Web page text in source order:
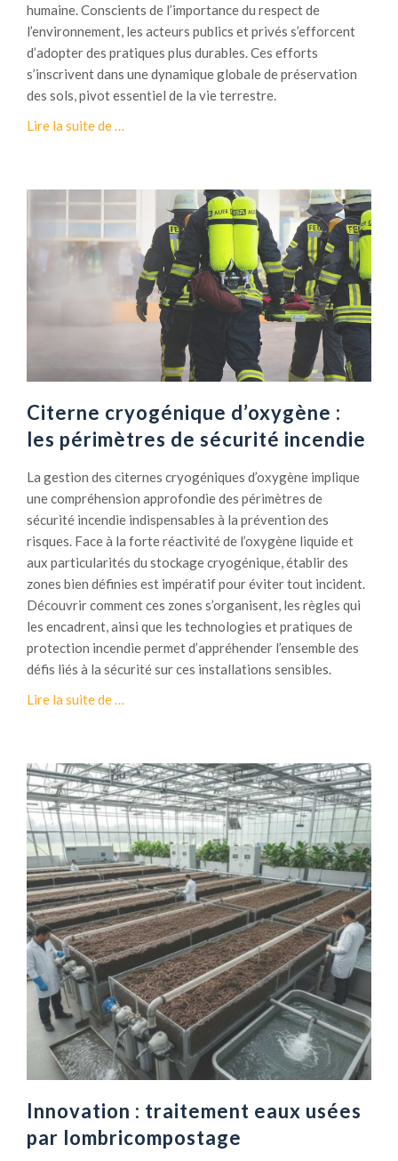
:
f
i
l
t
o
n
a
e
humaine. Conscients de l’importance du respect de
l’environnement, les acteurs publics et privés s’efforcent
d’adopter des pratiques plus durables. Ces efforts
s’inscrivent dans une dynamique globale de préservation
des sols, pivot essentiel de la vie terrestre.
Lire la suite de
o
p
R
c
d
e
e
n
v
i
r
o
n
n
e
m
t
:
é
v
i
t
e
r
l
a
p
o
l
l
u
t
i
o
n
…
Citerne cryogénique d’oxygène :
les périmètres de sécurité incendie
La gestion des citernes cryogéniques d’oxygène implique
une compréhension approfondie des périmètres de
sécurité incendie indispensables à la prévention des
risques. Face à la forte réactivité de l’oxygène liquide et
aux particularités du stockage cryogénique, établir des
zones bien définies est impératif pour éviter tout incident.
Découvrir comment ces zones s’organisent, les règles qui
les encadrent, ainsi que les technologies et pratiques de
protection incendie permet d’appréhender l’ensemble des
défis liés à la sécurité sur ces installations sensibles.
Lire la suite de
o
p
o
s
C
i
t
e
r
n
e
c
r
y
o
g
é
…
Innovation : traitement eaux usées
par lombricompostage